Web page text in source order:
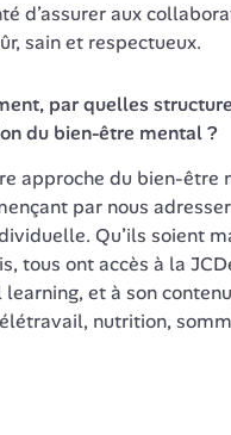
d’assurer aux
sain et respectueux.
par quelles
du bien-être mental ?
approche du bien-être
par nous
Qu’ils soient
tous ont accès à la
et à son
nutrition,